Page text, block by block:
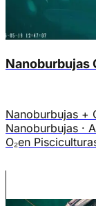
Nanoburbujas
Nanoburbujas +
Nanoburbujas ·
O₂en
piscicultores, y
sistemas